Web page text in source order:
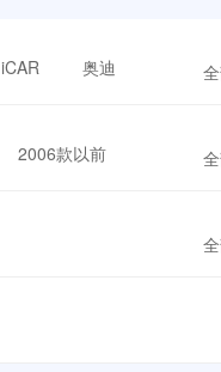
iCAR 奥迪
2006款以前